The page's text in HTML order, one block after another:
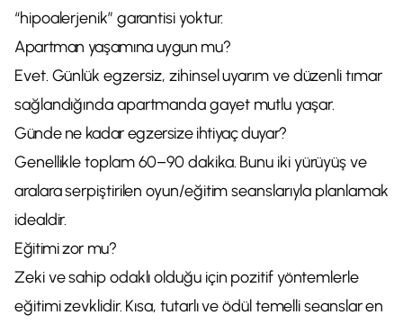
“hipoalerjenik” garantisi yoktur.
Apartman yaşamına uygun mu?
Evet. Günlük egzersiz, zihinsel uyarım ve düzenli tımar
sağlandığında apartmanda gayet mutlu yaşar.
Günde ne kadar egzersize ihtiyaç duyar?
Genellikle toplam 60–90 dakika. Bunu iki yürüyüş ve
aralara serpiştirilen oyun/eğitim seanslarıyla planlamak
idealdir.
Eğitimi zor mu?
Zeki ve sahip odaklı olduğu için pozitif yöntemlerle
eğitimi zevklidir. Kısa, tutarlı ve ödül temelli seanslar en